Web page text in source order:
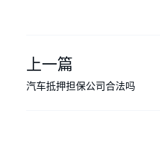
上一篇
汽车抵押担保公司合法吗